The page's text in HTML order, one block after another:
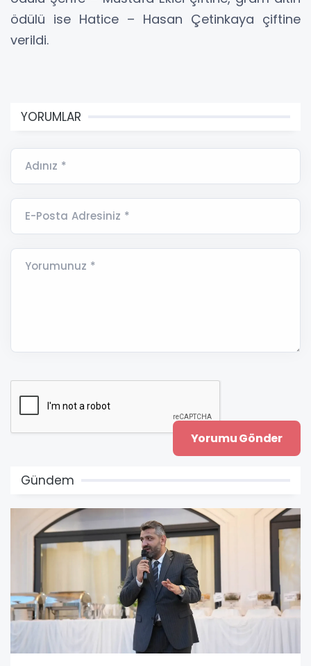
ödülü ise Hatice – Hasan Çetinkaya çiftine
verildi.
YORUMLAR
Adınız *
E-Posta Adresiniz *
Yorumunuz *
Gündem